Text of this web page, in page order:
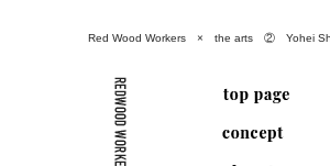
Red Wood Workers × the arts ② Yohei